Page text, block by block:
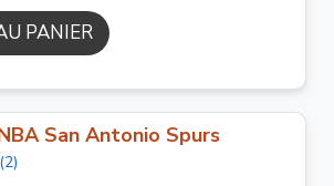
PANIER
San Antonio Spurs
(2)